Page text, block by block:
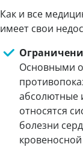
Как и все
имеет свои
Основными
абсолютные
относятся
болезни